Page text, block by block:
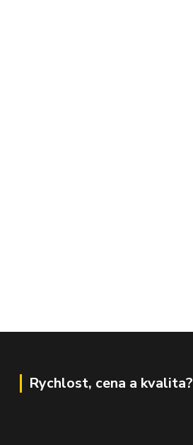
Rychlost, cena a kvalita?